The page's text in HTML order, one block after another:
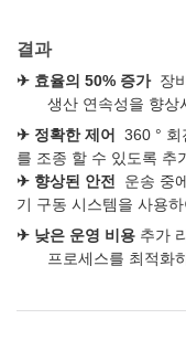
결과
✈ 효율의 50% 증가 장
생산 연속성을 향상
✈ 정확한 제어
360 °
를 조종 할 수 있도록 추
✈ 향상된 안전
운송 중
기 구동 시스템을 사용하
✈ 낮은 운영 비용 추가
프로세스를 최적화